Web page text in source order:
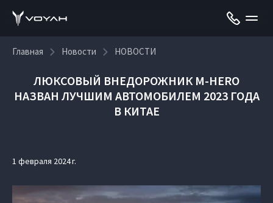
Главная Новости НОВОСТИ
ЛЮКСОВЫЙ ВНЕДОРОЖНИК M-HERO
НАЗВАН ЛУЧШИМ АВТОМОБИЛЕМ 2023 ГОДА
В КИТАЕ
1 февраля 2024 г.